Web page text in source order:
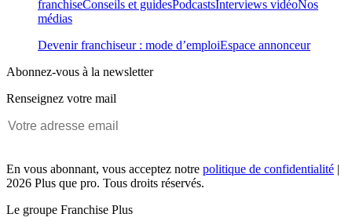
franchiseConseils et guidesPodcastsInterviews vidéoNos
médias
Devenir franchiseur : mode d’emploiEspace annonceur
Abonnez-vous à la newsletter
Renseignez votre mail
En vous abonnant, vous acceptez notre politique de confidentialité |
2026 Plus que pro. Tous droits réservés.
Le groupe Franchise Plus